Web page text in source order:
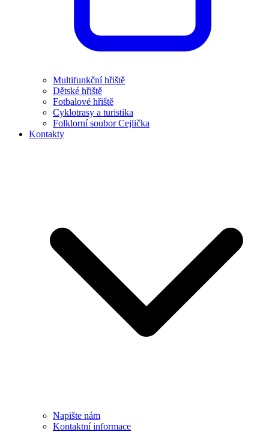
Multifunkční hřiště
Dětské hřiště
Fotbalové hřiště
Cyklotrasy a turistika
Folklorní soubor Cejlička
Kontakty
Napište nám
Kontaktní informace